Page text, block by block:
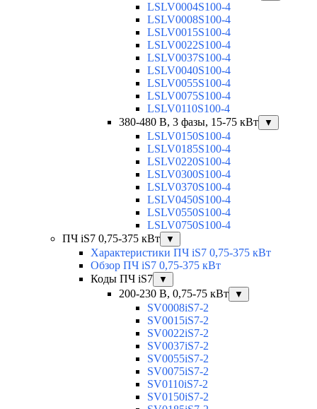
LSLV0004S100-4
LSLV0008S100-4
LSLV0015S100-4
LSLV0022S100-4
LSLV0037S100-4
LSLV0040S100-4
LSLV0055S100-4
LSLV0075S100-4
LSLV0110S100-4
380-480 В, 3 фазы, 15-75 кВт
▼
LSLV0150S100-4
LSLV0185S100-4
LSLV0220S100-4
LSLV0300S100-4
LSLV0370S100-4
LSLV0450S100-4
LSLV0550S100-4
LSLV0750S100-4
ПЧ iS7 0,75-375 кВт
▼
Характеристики ПЧ iS7 0,75-375 кВт
Обзор ПЧ iS7 0,75-375 кВт
Коды ПЧ iS7
▼
200-230 В, 0,75-75 кВт ▼
SV0008iS7-2
SV0015iS7-2
SV0022iS7-2
SV0037iS7-2
SV0055iS7-2
SV0075iS7-2
SV0110iS7-2
SV0150iS7-2